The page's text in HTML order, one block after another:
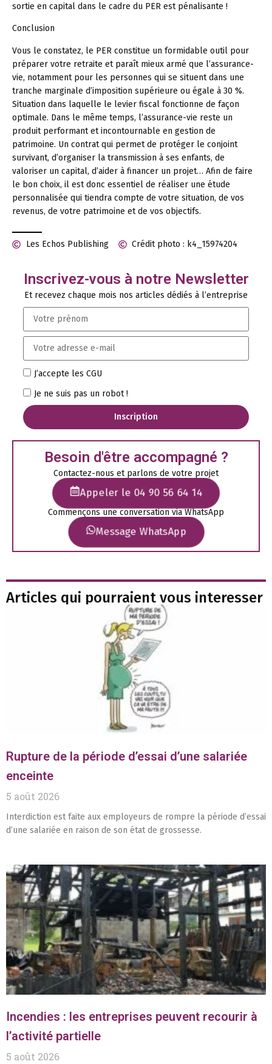
sortie en capital dans le cadre du PER est pénalisante !
Conclusion
Vous le constatez, le PER constitue un formidable outil pour
préparer votre retraite et paraît mieux armé que l’assurance-
vie, notamment pour les personnes qui se situent dans une
tranche marginale d’imposition supérieure ou égale à 30 %.
Situation dans laquelle le levier fiscal fonctionne de façon
optimale. Dans le même temps, l’assurance-vie reste un
produit performant et incontournable en gestion de
patrimoine. Un contrat qui permet de protéger le conjoint
survivant, d’organiser la transmission à ses enfants, de
valoriser un capital, d’aider à financer un projet… Afin de faire
le bon choix, il est donc essentiel de réaliser une étude
personnalisée qui tiendra compte de votre situation, de vos
revenus, de votre patrimoine et de vos objectifs.
Les Echos Publishing Crédit photo : k4_15974204
Inscrivez-vous à notre Newsletter
Et recevez chaque mois nos articles dédiés à l’entreprise
J’accepte les CGU
Je ne suis pas un robot !
Inscription
Besoin d'être accompagné ?
Contactez-nous et parlons de votre projet
Appeler le 04 90 56 64 14
Commençons une conversation via WhatsApp
Message WhatsApp
Articles qui pourraient vous interesser
Rupture de la période d’essai d’une salariée
enceinte
5 août 2026
Interdiction est faite aux employeurs de rompre la période d’essai
d’une salariée en raison de son état de grossesse.
Incendies : les entreprises peuvent recourir à
l’activité partielle
5 août 2026